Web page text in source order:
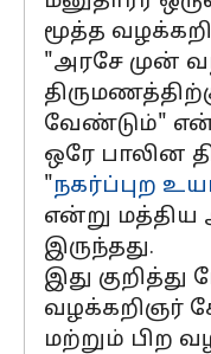
மூத்த
"அரசே முன்
வேண்டும்"
ஒரே பாலின
"நகர்ப்புற
என்று மத்திய
இருந்தது.
இது குறித்து
வழக்கறிஞர்
மற்றும் பிற